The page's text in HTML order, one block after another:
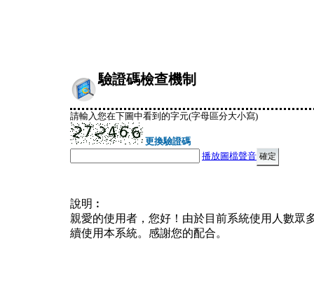
驗證碼檢查機制
請輸入您在下圖中看到的字元(字母區分大小寫)
更換驗證碼
播放圖檔聲音
說明︰
親愛的使用者，您好！由於目前系統使用人數眾
續使用本系統。感謝您的配合。